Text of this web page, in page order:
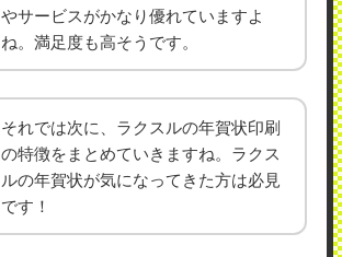
やサービスがかなり優れていますよ
ね。満足度も高そうです。
それでは次に、ラクスルの年賀状印刷
の特徴をまとめていきますね。ラクス
ルの年賀状が気になってきた方は必見
です！